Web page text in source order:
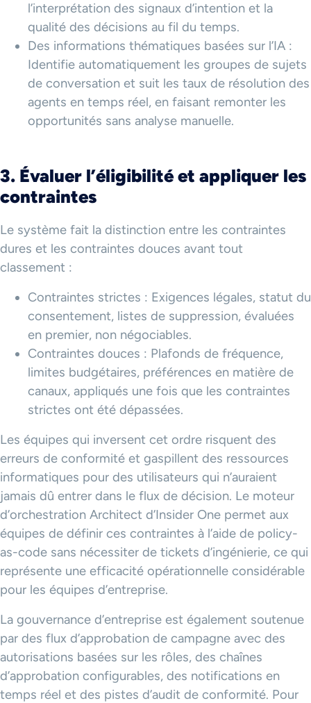
l’interprétation des signaux d’intention et la
qualité des décisions au fil du temps.
Des informations thématiques basées sur l’IA :
Identifie automatiquement les groupes de sujets
de conversation et suit les taux de résolution des
agents en temps réel, en faisant remonter les
opportunités sans analyse manuelle.
3. Évaluer l’éligibilité et appliquer les
contraintes
Le système fait la distinction entre les contraintes
dures et les contraintes douces avant tout
classement :
Contraintes strictes : Exigences légales, statut du
consentement, listes de suppression, évaluées
en premier, non négociables.
Contraintes douces : Plafonds de fréquence,
limites budgétaires, préférences en matière de
canaux, appliqués une fois que les contraintes
strictes ont été dépassées.
Les équipes qui inversent cet ordre risquent des
erreurs de conformité et gaspillent des ressources
informatiques pour des utilisateurs qui n’auraient
jamais dû entrer dans le flux de décision. Le moteur
d’orchestration Architect d’Insider One permet aux
équipes de définir ces contraintes à l’aide de policy-
as-code sans nécessiter de tickets d’ingénierie, ce qui
représente une efficacité opérationnelle considérable
pour les équipes d’entreprise.
La gouvernance d’entreprise est également soutenue
par des flux d’approbation de campagne avec des
autorisations basées sur les rôles, des chaînes
d’approbation configurables, des notifications en
temps réel et des pistes d’audit de conformité. Pour